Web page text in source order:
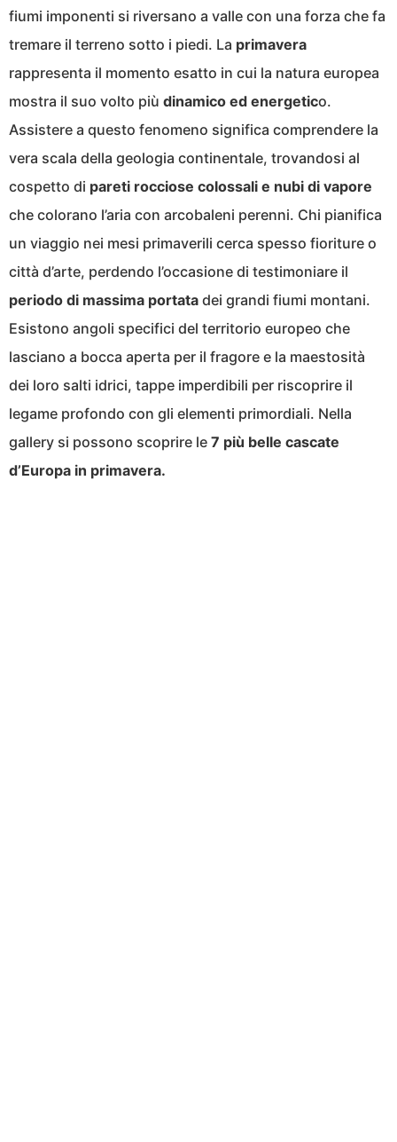
fiumi imponenti si riversano a valle con una forza che fa
tremare il terreno sotto i piedi. La primavera
rappresenta il momento esatto in cui la natura europea
mostra il suo volto più dinamico ed energetico.
Assistere a questo fenomeno significa comprendere la
vera scala della geologia continentale, trovandosi al
cospetto di pareti rocciose colossali e nubi di vapore
che colorano l’aria con arcobaleni perenni. Chi pianifica
un viaggio nei mesi primaverili cerca spesso fioriture o
città d’arte, perdendo l’occasione di testimoniare il
periodo di massima portata dei grandi fiumi montani.
Esistono angoli specifici del territorio europeo che
lasciano a bocca aperta per il fragore e la maestosità
dei loro salti idrici, tappe imperdibili per riscoprire il
legame profondo con gli elementi primordiali. Nella
gallery si possono scoprire le 7 più belle cascate
d’Europa in primavera.